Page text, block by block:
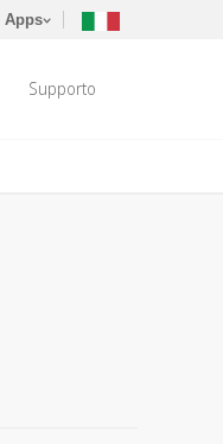
Apps
Supporto